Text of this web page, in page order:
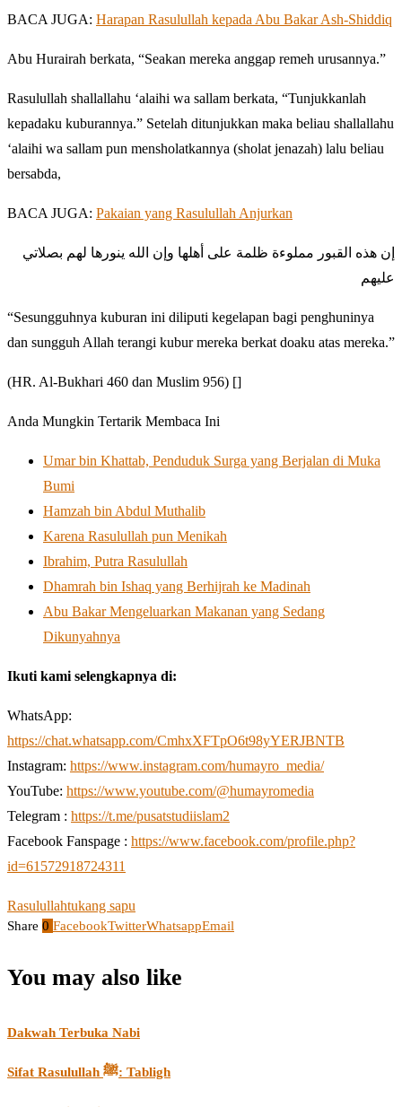
BACA JUGA: Harapan Rasulullah kepada Abu Bakar Ash-Shiddiq
Abu Hurairah berkata, “Seakan mereka anggap remeh urusannya.”
Rasulullah shallallahu ‘alaihi wa sallam berkata, “Tunjukkanlah
kepadaku kuburannya.” Setelah ditunjukkan maka beliau shallallahu
‘alaihi wa sallam pun mensholatkannya (sholat jenazah) lalu beliau
bersabda,
BACA JUGA: Pakaian yang Rasulullah Anjurkan
إن هذه القبور مملوءة ظلمة على أهلها وإن الله ينورها لهم بصلاتي
عليهم
“Sesungguhnya kuburan ini diliputi kegelapan bagi penghuninya
dan sungguh Allah terangi kubur mereka berkat doaku atas mereka.”
(HR. Al-Bukhari 460 dan Muslim 956) []
Anda Mungkin Tertarik Membaca Ini
Umar bin Khattab, Penduduk Surga yang Berjalan di Muka
Bumi
Hamzah bin Abdul Muthalib
Karena Rasulullah pun Menikah
Ibrahim, Putra Rasulullah
Dhamrah bin Ishaq yang Berhijrah ke Madinah
Abu Bakar Mengeluarkan Makanan yang Sedang
Dikunyahnya
Ikuti kami selengkapnya di:
WhatsApp:
https://chat.whatsapp.com/CmhxXFTpO6t98yYERJBNTB
Instagram: https://www.instagram.com/humayro_media/
YouTube: https://www.youtube.com/@humayromedia
Telegram : https://t.me/pusatstudiislam2
Facebook Fanspage : https://www.facebook.com/profile.php?
id=61572918724311
Rasulullahtukang sapu
Share 0 FacebookTwitterWhatsappEmail
You may also like
Dakwah Terbuka Nabi
Sifat Rasulullah ﷺ: Tabligh